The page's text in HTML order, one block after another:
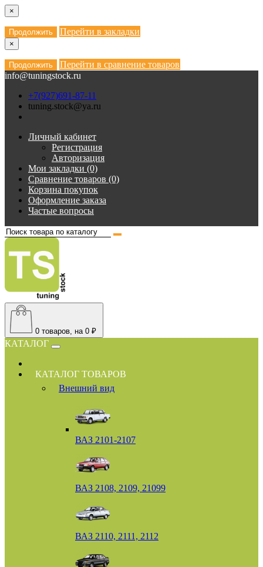
×
Продолжить Перейти в закладки
×
Продолжить
Перейти в сравнение товаров
info@tuningstock.ru
+7(927)691-87-11
tuning.stock@ya.ru
Личный кабинет
Регистрация
Авторизация
Мои закладки (0)
Сравнение товаров (0)
Корзина покупок
Оформление заказа
Частые вопросы
0 товаров, на 0 ₽
КАТАЛОГ
КАТАЛОГ ТОВАРОВ
Внешний вид
ВАЗ 2101-2107
ВАЗ 2108, 2109, 21099
ВАЗ 2110, 2111, 2112